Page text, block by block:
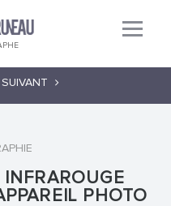
SUIVANT
PHOTO